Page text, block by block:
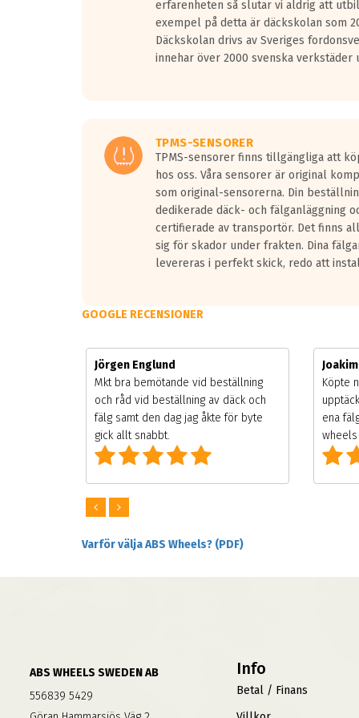
Vid körning i över 50km/h brukar
På däckmärkningen kommer det finnas en
medans de vita vågorna påvisar om det är ett tyst
Ett däck med tre svarta vågor uppnår de
erfarenheten så slutar vi aldrig att
exempel på detta är däckskolan som
Däckskolan drivs av Sveriges
innehar över 2000 svenska verkstäder
TPMS-SENSORER
TPMS-sensorer finns tillgängliga att
hos oss. Våra sensorer är original
som original-sensorerna. Din
dedikerade däck- och fälganläggning
certifierade av transportör. Det finns
sig för skador under frakten. Dina
levereras i perfekt skick, redo att
GOOGLE RECENSIONER
Jörgen Englund
Mkt bra bemötande vid beställning
och råd vid beställning av däck och
fälg samt den dag jag åkte för byte
gick allt snabbt.
Köpte
ena
Varför välja ABS Wheels? (PDF)
ABS WHEELS SWEDEN AB
556839 5429
Info
Betal / Finans